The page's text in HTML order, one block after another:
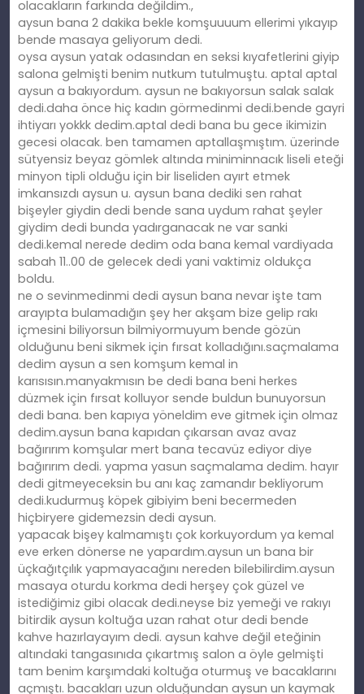
olacakların farkında değildim.,
aysun bana 2 dakika bekle komşuuuum ellerimi yıkayıp
bende masaya geliyorum dedi.
oysa aysun yatak odasından en seksi kıyafetlerini giyip
salona gelmişti benim nutkum tutulmuştu. aptal aptal
aysun a bakıyordum. aysun ne bakıyorsun salak salak
dedi.daha önce hiç kadın görmedinmi dedi.bende gayri
ihtiyarı yokkk dedim.aptal dedi bana bu gece ikimizin
gecesi olacak. ben tamamen aptallaşmıştım. üzerinde
sütyensiz beyaz gömlek altında miniminnacık liseli eteği
minyon tipli olduğu için bir liseliden ayırt etmek
imkansızdı aysun u. aysun bana dediki sen rahat
bişeyler giydin dedi bende sana uydum rahat şeyler
giydim dedi bunda yadırganacak ne var sanki
dedi.kemal nerede dedim oda bana kemal vardiyada
sabah 11..00 de gelecek dedi yani vaktimiz oldukça
boldu.
ne o sevinmedinmi dedi aysun bana nevar işte tam
arayıpta bulamadığın şey her akşam bize gelip rakı
içmesini biliyorsun bilmiyormuyum bende gözün
olduğunu beni sikmek için fırsat kolladığını.saçmalama
dedim aysun a sen komşum kemal in
karısısın.manyakmısın be dedi bana beni herkes
düzmek için fırsat kolluyor sende buldun bunuyorsun
dedi bana. ben kapıya yöneldim eve gitmek için olmaz
dedim.aysun bana kapıdan çıkarsan avaz avaz
bağırırım komşular mert bana tecavüz ediyor diye
bağırırım dedi. yapma yasun saçmalama dedim. hayır
dedi gitmeyeceksin bu anı kaç zamandır bekliyorum
dedi.kudurmuş köpek gibiyim beni becermeden
hiçbiryere gidemezsin dedi aysun.
yapacak bişey kalmamıştı çok korkuyordum ya kemal
eve erken dönerse ne yapardım.aysun un bana bir
üçkağıtçılık yapmayacağını nereden bilebilirdim.aysun
masaya oturdu korkma dedi herşey çok güzel ve
istediğimiz gibi olacak dedi.neyse biz yemeği ve rakıyı
bitirdik aysun koltuğa uzan rahat otur dedi bende
kahve hazırlayayım dedi. aysun kahve değil eteğinin
altındaki tangasınıda çıkartmış salon a öyle gelmişti
tam benim karşımdaki koltuğa oturmuş ve bacaklarını
açmıştı. bacakları uzun olduğundan aysun un kaymak